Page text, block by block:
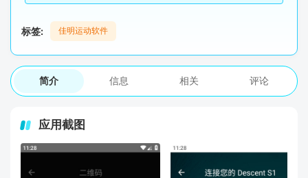
标签: 佳明运动软件
简介 信息 相关 评论
应用截图